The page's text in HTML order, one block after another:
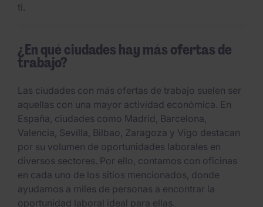
ti.
¿En qué ciudades hay más ofertas de
trabajo?
Las ciudades con más ofertas de trabajo suelen ser
aquellas con una mayor actividad económica. En
España, ciudades como Madrid, Barcelona,
Valencia, Sevilla, Bilbao, Zaragoza y Vigo destacan
por su volumen de oportunidades laborales en
diversos sectores. Por ello, contamos con oficinas
en cada uno de los sitios mencionados, donde
ayudamos a miles de personas a encontrar la
oportunidad laboral ideal para ellas.